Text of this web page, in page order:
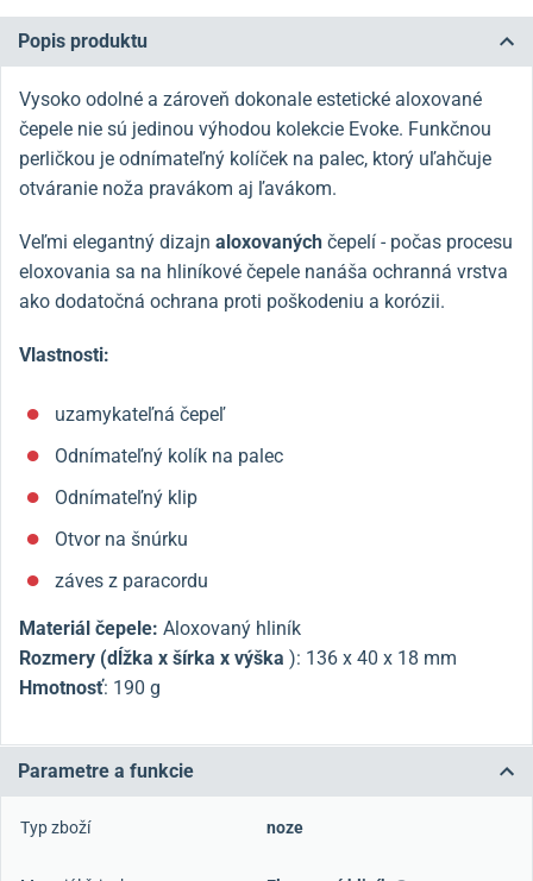
Popis produktu
Vysoko odolné a zároveň dokonale estetické aloxované
čepele nie sú jedinou výhodou kolekcie Evoke. Funkčnou
perličkou je odnímateľný kolíček na palec, ktorý uľahčuje
otváranie noža pravákom aj ľavákom.
Veľmi elegantný dizajn aloxovaných čepelí - počas procesu
eloxovania sa na hliníkové čepele nanáša ochranná vrstva
ako dodatočná ochrana proti poškodeniu a korózii.
Vlastnosti:
uzamykateľná čepeľ
Odnímateľný kolík na palec
Odnímateľný klip
Otvor na šnúrku
záves z paracordu
Materiál čepele: Aloxovaný hliník
Rozmery (dĺžka x šírka x výška ): 136 x 40 x 18 mm
Hmotnosť: 190 g
Parametre a funkcie
Typ zboží noze